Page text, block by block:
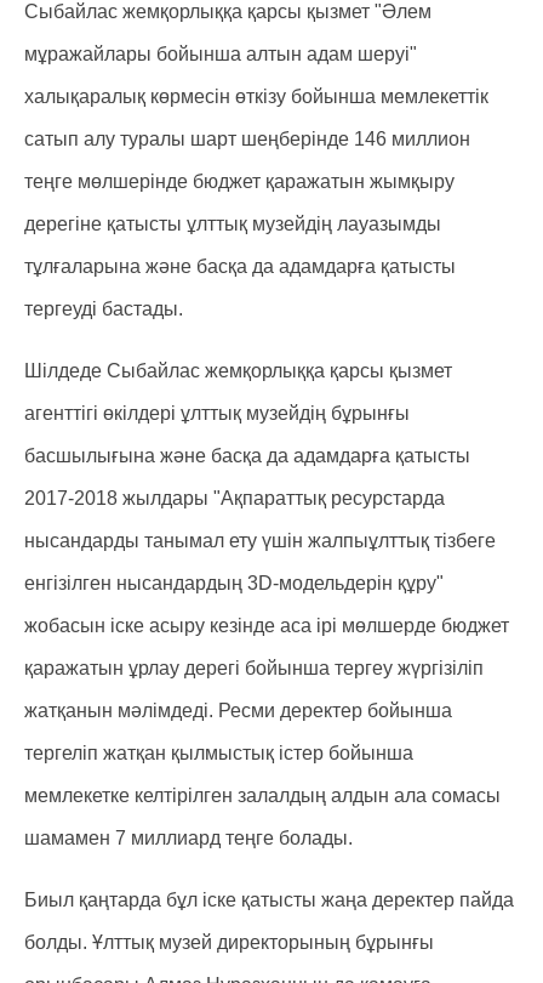
Сыбайлас жемқорлыққа қарсы қызмет "Әлем
мұражайлары бойынша алтын адам шеруі"
халықаралық көрмесін өткізу бойынша мемлекеттік
сатып алу туралы шарт шеңберінде 146 миллион
теңге мөлшерінде бюджет қаражатын жымқыру
дерегіне қатысты ұлттық музейдің лауазымды
тұлғаларына және басқа да адамдарға қатысты
тергеуді бастады.
Шілдеде Сыбайлас жемқорлыққа қарсы қызмет
агенттігі өкілдері ұлттық музейдің бұрынғы
басшылығына және басқа да адамдарға қатысты
2017-2018 жылдары "Ақпараттық ресурстарда
нысандарды танымал ету үшін жалпыұлттық тізбеге
енгізілген нысандардың 3D-модельдерін құру"
жобасын іске асыру кезінде аса ірі мөлшерде бюджет
қаражатын ұрлау дерегі бойынша тергеу жүргізіліп
жатқанын мәлімдеді. Ресми деректер бойынша
тергеліп жатқан қылмыстық істер бойынша
мемлекетке келтірілген залалдың алдын ала сомасы
шамамен 7 миллиард теңге болады.
Биыл қаңтарда бұл іске қатысты жаңа деректер пайда
болды. Ұлттық музей директорының бұрынғы